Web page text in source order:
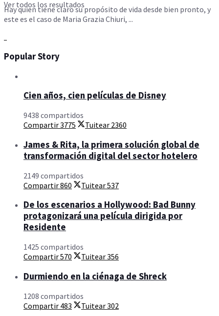
Ver todos los resultados
Hay quien tiene claro su propósito de vida desde bien pronto, y
este es el caso de Maria Grazia Chiuri, ...
Popular Story
Cien años, cien películas de Disney
9438 compartidos
Compartir3775 Tuitear 2360
James & Rita, la primera solución global de
transformación digital del sector hotelero
2149 compartidos
Compartir860 Tuitear537
De los escenarios a Hollywood: Bad Bunny
protagonizará una película dirigida por
Residente
1425 compartidos
Compartir570 Tuitear356
Durmiendo en la ciénaga de Shreck
1208 compartidos
Compartir 483 Tuitear302